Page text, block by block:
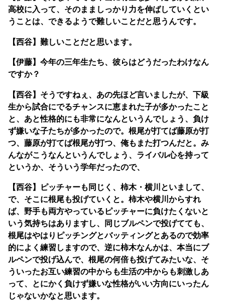
高校に入って、そのまましっかり力を伸ばしていくとい
うことは、できるようで難しいことだと思うんです。
【西谷】難しいことだと思います。
【伊藤】今年の三年生たち、彼らはどうだったわけなん
ですか？
【西谷】そうですねぇ、あの先ほど言いましたが、下級
生から試合にでるチャンスに恵まれた子が多かったこと
と、あと性格的にも非常になんというんでしょう、負け
ず嫌いな子たちが多かったので。根尾が打てば藤原が打
つ、藤原が打てば根尾が打つ、俺もまた打つんだと。み
んながこうなんというんでしょう、ライバル心を持って
というか、そういう学年だったので、
【西谷】ピッチャーも同じく、柿木・横川といまして、
で、そこに根尾も投げていくと。柿木や横川からすれ
ば、野手も両方やっているピッチャーに負けたくないと
いう気持ちはありますし、同じブルペンで投げてても、
根尾はやはりピッチングとバッティングとあるので効率
的によく練習しますので、逆に柿木なんかは、本当にブ
ルペンで投げ込んで、根尾の何倍も投げてみたいな、そ
ういったお互い練習の中からも生活の中からも刺激しあ
って、とにかく負けず嫌いな性格がいい方向にいったん
じゃないかなと思います。